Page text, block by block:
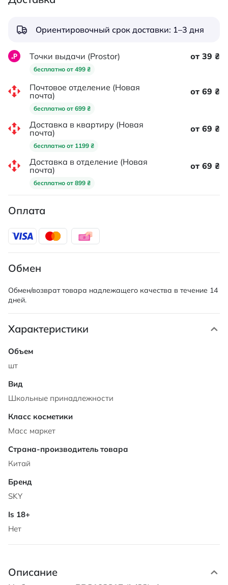
Ориентировочный срок доставки: 1–3 дня
Точки выдачи (Prostor)
бесплатно от 499 ₴
от 39 ₴
Почтовое отделение (Новая
почта)
бесплатно от 699 ₴
от 69 ₴
Доставка в квартиру (Новая
почта)
бесплатно от 1199 ₴
от 69 ₴
Доставка в отделение (Новая
почта)
бесплатно от 899 ₴
от 69 ₴
Оплата
Обмен
Обмен/возврат товара надлежащего качества в течение 14
дней.
Характеристики
Характеристики
шт
Школьные принадлежности
Масс маркет
Китай
SKY
Нет
Описание